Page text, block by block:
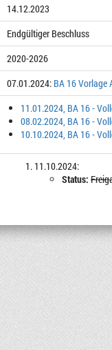
14.12.2023
Endgültiger Beschluss
2020-2026
07.01.2024: BA 16 Vorlage
11.01.2024, BA 16 -
08.02.2024, BA 16 -
10.10.2024, BA 16 -
11.10.2024:
Status: